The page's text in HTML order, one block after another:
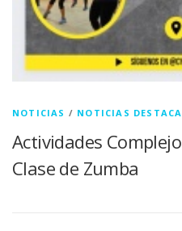
NOTICIAS / NOTICIAS
Actividades
Clase de Zumba